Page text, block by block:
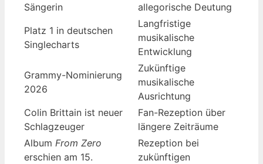
Sängerin
allegorische Deutung
Platz 1 in deutschen
Singlecharts
Langfristige
musikalische
Entwicklung
Grammy-Nominierung
2026
Zukünftige
musikalische
Ausrichtung
Colin Brittain ist neuer
Schlagzeuger
Fan-Rezeption über
längere Zeiträume
Album From Zero
erschien am 15.
Rezeption bei
zukünftigen